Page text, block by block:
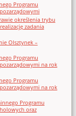
Programu
określenia trybu
zadania
Olsztynek –
Programu
na rok
Programu
na rok
Programu
oraz